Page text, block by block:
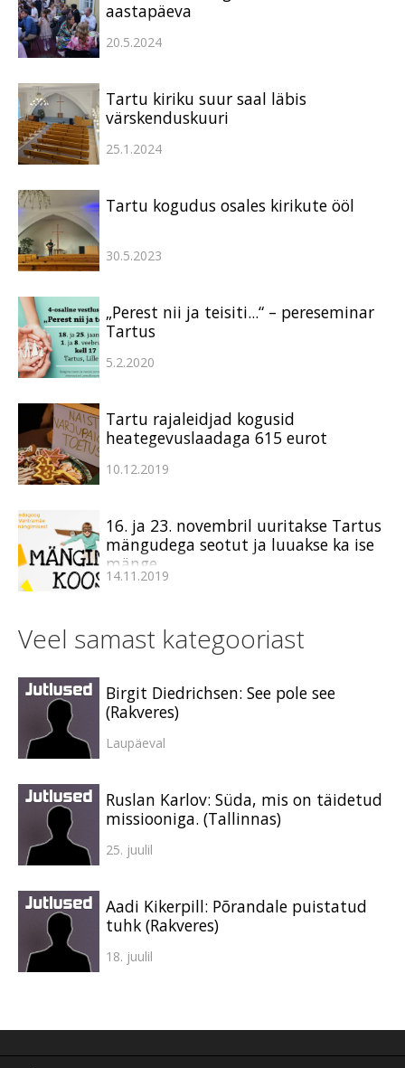
aastapäeva
20.5.2024
Tartu kiriku suur saal läbis
värskenduskuuri
25.1.2024
Tartu kogudus osales kirikute ööl
30.5.2023
„Perest nii ja teisiti...“ – pereseminar
Tartus
5.2.2020
Tartu rajaleidjad kogusid
heategevuslaadaga 615 eurot
10.12.2019
16. ja 23. novembril uuritakse Tartus
mängudega seotut ja luuakse ka ise
mänge
14.11.2019
Veel samast kategooriast
Birgit Diedrichsen: See pole see
(Rakveres)
Laupäeval
Ruslan Karlov: Süda, mis on täidetud
missiooniga. (Tallinnas)
25. juulil
Aadi Kikerpill: Põrandale puistatud
tuhk (Rakveres)
18. juulil